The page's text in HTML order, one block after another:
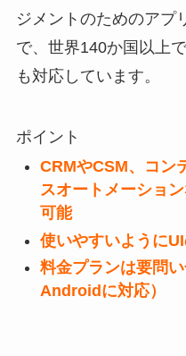
ジメントのためのアプ
で、世界140か国以上
も対応しています。
ポイント
CRMやCSM、コン
スオートメーショ
可能
使いやすいように
料金プランは要問
Androidに対応）